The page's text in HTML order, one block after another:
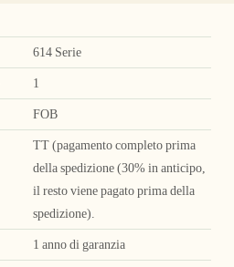
614 Serie
1
FOB
TT (pagamento completo prima
della spedizione (30% in anticipo,
il resto viene pagato prima della
spedizione).
1 anno di garanzia